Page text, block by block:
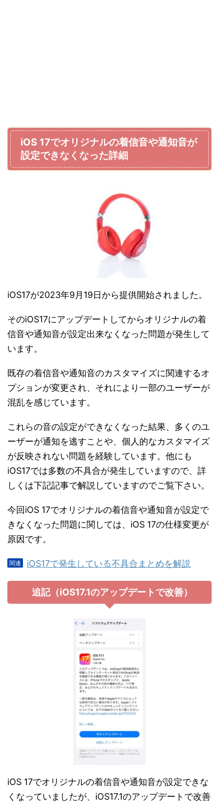
iOS 17でオリジナルの着信音や通知音が
設定できなくなった詳細
iOS17が2023年9月19日から提供開始されました。
そのiOS17にアップデートしてからオリジナルの着
信音や通知音が設定出来なくなった問題が発生して
います。
既存の着信音や通知音のカスタマイズに関連するオ
プションが変更され、それにより一部のユーザーが
混乱を感じています。
これらの音の設定ができなくなった結果、多くのユ
ーザーが通知を逃すことや、個人的なカスタマイズ
が反映されない問題を経験しています。他にも
iOS17では多数の不具合が発生していますので、詳
しくは下記記事で解説していますのでご覧下さい。
今回iOS 17でオリジナルの着信音や通知音が設定で
きなくなった問題に関しては、iOS 17の仕様変更が
原因です。
iOS17で発生している不具合まとめを解説
追記（iOS17.1のアップデートで改善）
iOS 17でオリジナルの着信音や通知音が設定できな
くなっていましたが、iOS17.1のアップデートで改善